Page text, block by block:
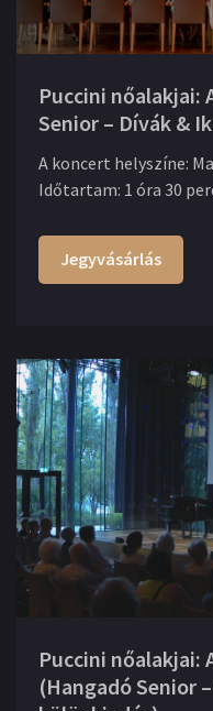
Puccini nőalakjai:
Senior – Dívák &
A koncert helyszíne:
Időtartam: 1 óra 30
Jegyvásárlás
Puccini nőalakjai:
(Hangadó Senior